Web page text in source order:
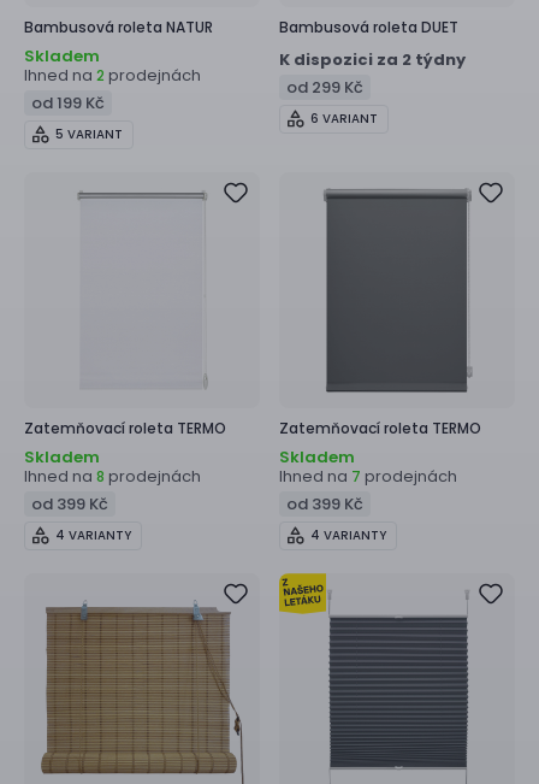
Bambusová roleta NATUR
Skladem
Ihned na 2 prodejnách
od 199 Kč
5 VARIANT
Bambusová roleta DUET
K dispozici za 2 týdny
od 299 Kč
6 VARIANT
Zatemňovací roleta TERMO
Skladem
Ihned na 8 prodejnách
od 399 Kč
4 VARIANTY
Zatemňovací roleta TERMO
Skladem
Ihned na 7 prodejnách
od 399 Kč
4 VARIANTY